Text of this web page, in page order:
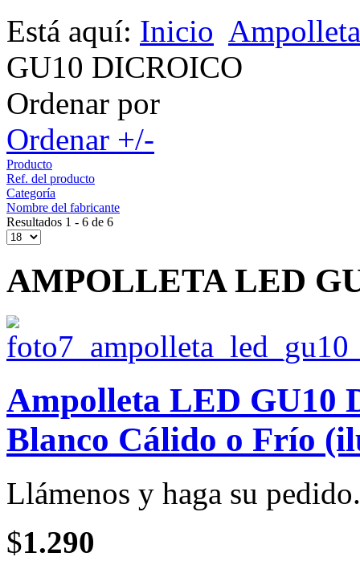
Está aquí: Inicio
GU10 DICROICO
Ordenar por
Ordenar +/-
Producto
Ref. del producto
Categoría
Nombre del fabricante
Resultados 1 - 6 de 6
AMPOLLETA LED
Ampolleta LED GU10
Blanco Cálido o Frío
Llámenos y haga su pedido.
$1.290